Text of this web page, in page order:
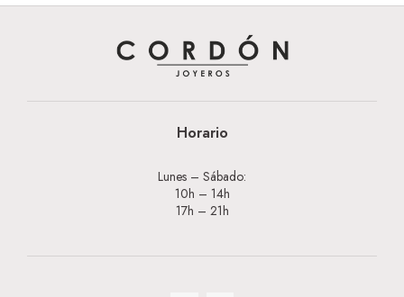
Horario
Lunes – Sábado:
10h – 14h
17h – 21h